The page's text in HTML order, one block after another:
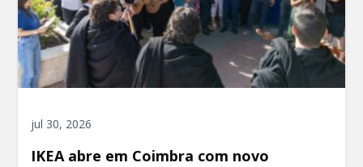
jul 30, 2026
IKEA abre em Coimbra com novo